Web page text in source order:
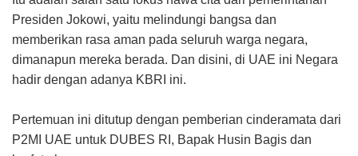
Presiden Jokowi, yaitu melindungi bangsa dan
memberikan rasa aman pada seluruh warga negara,
dimanapun mereka berada. Dan disini, di UAE ini Negara
hadir dengan adanya KBRI ini.
Pertemuan ini ditutup dengan pemberian cinderamata dari
P2MI UAE untuk DUBES RI, Bapak Husin Bagis dan